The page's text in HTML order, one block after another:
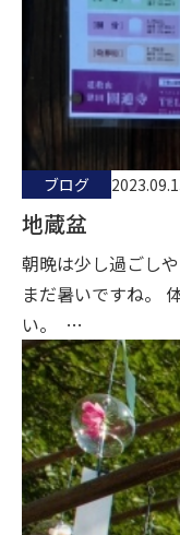
ブログ
地蔵盆
朝晩は少し過ごし
まだ暑いですね。
い。 …